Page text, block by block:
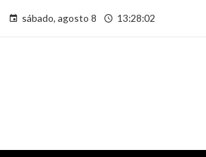
sábado, agosto 8 13:28:02